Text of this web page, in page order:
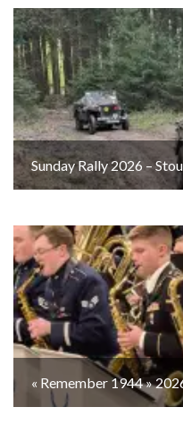
Sunday Rally 2026 –
« Remember 1944 »